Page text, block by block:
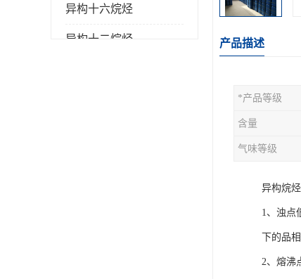
异构十六烷烃
异构十二烷烃 产品描述
*产品等级
含量
气味等级
异构烷
1、浊点
下的品相
2、熔沸